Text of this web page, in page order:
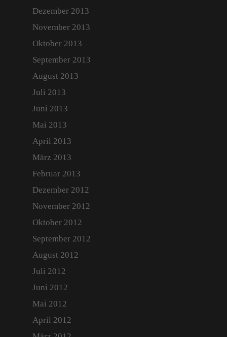
Dezember 2013
November 2013
Oktober 2013
September 2013
August 2013
Juli 2013
Juni 2013
Mai 2013
April 2013
März 2013
Februar 2013
Dezember 2012
November 2012
Oktober 2012
September 2012
August 2012
Juli 2012
Juni 2012
Mai 2012
April 2012